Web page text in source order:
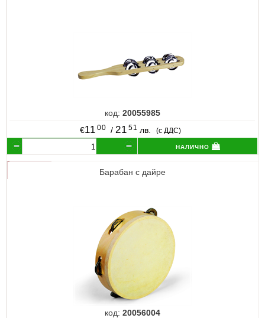
код: 20055985
€11 00 /21 51 лв. (с ДДС)
налично
Барабан с дайре
код: 20056004